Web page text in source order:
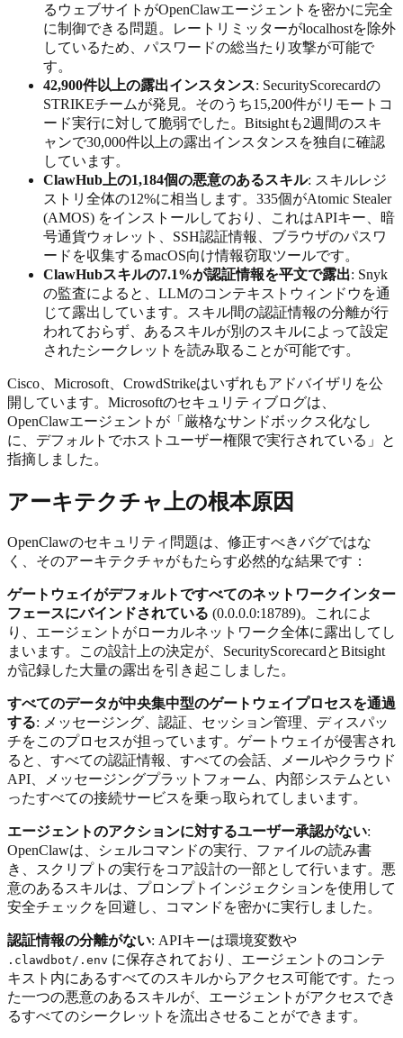
るウェブサイトがOpenClawエージェントを密かに完全
に制御できる問題。レートリミッターがlocalhostを除外
しているため、パスワードの総当たり攻撃が可能で
す。
42,900件以上の露出インスタンス: SecurityScorecardの
STRIKEチームが発見。そのうち15,200件がリモートコ
ード実行に対して脆弱でした。Bitsightも2週間のスキ
ャンで30,000件以上の露出インスタンスを独自に確認
しています。
ClawHub上の1,184個の悪意のあるスキル: スキルレジ
ストリ全体の12%に相当します。335個がAtomic Stealer
(AMOS) をインストールしており、これはAPIキー、暗
号通貨ウォレット、SSH認証情報、ブラウザのパスワ
ードを収集するmacOS向け情報窃取ツールです。
ClawHubスキルの7.1%が認証情報を平文で露出: Snyk
の監査によると、LLMのコンテキストウィンドウを通
じて露出しています。スキル間の認証情報の分離が行
われておらず、あるスキルが別のスキルによって設定
されたシークレットを読み取ることが可能です。
Cisco、Microsoft、CrowdStrikeはいずれもアドバイザリを公
開しています。Microsoftのセキュリティブログは、
OpenClawエージェントが「厳格なサンドボックス化なし
に、デフォルトでホストユーザー権限で実行されている」と
指摘しました。
アーキテクチャ上の根本原因
OpenClawのセキュリティ問題は、修正すべきバグではな
く、そのアーキテクチャがもたらす必然的な結果です：
ゲートウェイがデフォルトですべてのネットワークインター
フェースにバインドされている (0.0.0.0:18789)。これによ
り、エージェントがローカルネットワーク全体に露出してし
まいます。この設計上の決定が、SecurityScorecardとBitsight
が記録した大量の露出を引き起こしました。
すべてのデータが中央集中型のゲートウェイプロセスを通過
する: メッセージング、認証、セッション管理、ディスパッ
チをこのプロセスが担っています。ゲートウェイが侵害され
ると、すべての認証情報、すべての会話、メールやクラウド
API、メッセージングプラットフォーム、内部システムとい
ったすべての接続サービスを乗っ取られてしまいます。
エージェントのアクションに対するユーザー承認がない:
OpenClawは、シェルコマンドの実行、ファイルの読み書
き、スクリプトの実行をコア設計の一部として行います。悪
意のあるスキルは、プロンプトインジェクションを使用して
安全チェックを回避し、コマンドを密かに実行しました。
認証情報の分離がない: APIキーは環境変数や
.clawdbot/.env に保存されており、エージェントのコンテ
キスト内にあるすべてのスキルからアクセス可能です。たっ
た一つの悪意のあるスキルが、エージェントがアクセスでき
るすべてのシークレットを流出させることができます。